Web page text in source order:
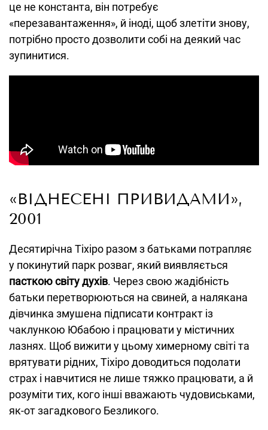
це не константа, він потребує
«перезавантаження», й іноді, щоб злетіти знову,
потрібно просто дозволити собі на деякий час
зупинитися.
«ВІДНЕСЕНІ ПРИВИДАМИ»,
2001
Десятирічна Тіхіро разом з батьками потрапляє
у покинутий парк розваг, який виявляється
пасткою світу духів. Через свою жадібність
батьки перетворюються на свиней, а налякана
дівчинка змушена підписати контракт із
чаклункою Юбабою і працювати у містичних
лазнях. Щоб вижити у цьому химерному світі та
врятувати рідних, Тіхіро доводиться подолати
страх і навчитися не лише тяжко працювати, а й
розуміти тих, кого інші вважають чудовиськами,
як-от загадкового Безликого.